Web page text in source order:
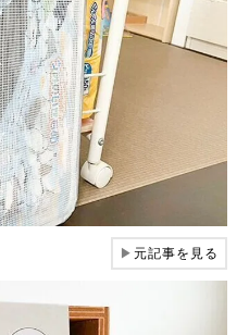
▶元記事を見る